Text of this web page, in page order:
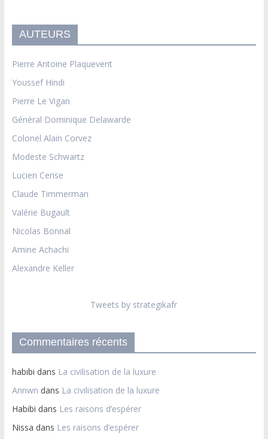
AUTEURS
Pierre Antoine Plaquevent
Youssef Hindi
Pierre Le Vigan
Général Dominique Delawarde
Colonel Alain Corvez
Modeste Schwartz
Lucien Cerise
Claude Timmerman
Valérie Bugault
Nicolas Bonnal
Amine Achachi
Alexandre Keller
Tweets by strategikafr
Commentaires récents
habibi dans La civilisation de la luxure
Annwn dans La civilisation de la luxure
Habibi dans Les raisons d’espérer
Nissa dans Les raisons d’espérer